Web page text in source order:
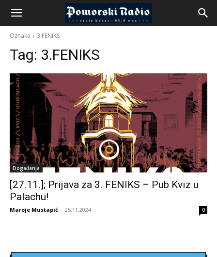
Oznake 3.FENIKS
Tag: 3.FENIKS
Događanja
[27.11.]; Prijava za 3. FENIKS – Pub Kviz u
Palachu!
Maroje Mustapić - 25.11.2024 0